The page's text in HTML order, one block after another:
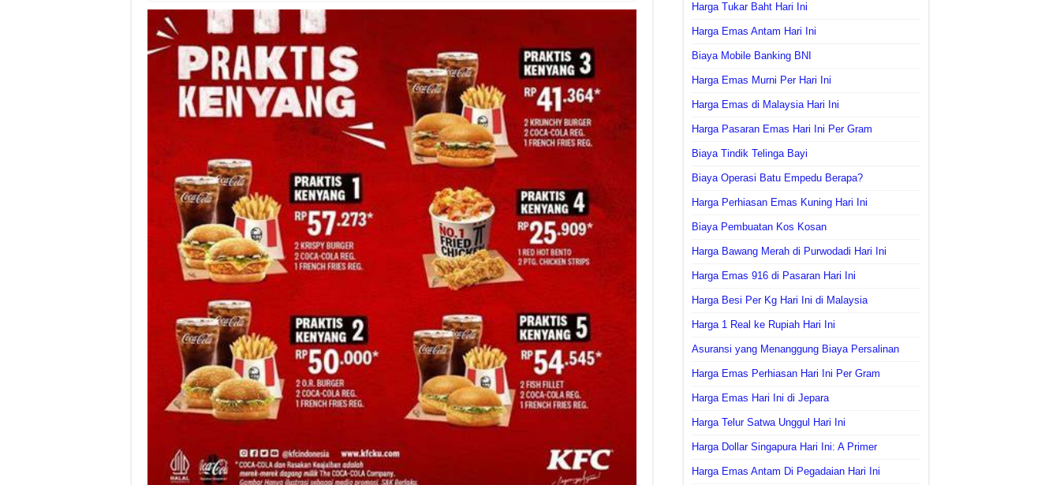
Harga Tukar Baht Hari Ini
Harga Emas Antam Hari Ini
Biaya Mobile Banking BNI
Harga Emas Murni Per Hari Ini
Harga Emas di Malaysia Hari Ini
Harga Pasaran Emas Hari Ini Per Gram
Biaya Tindik Telinga Bayi
Biaya Operasi Batu Empedu Berapa?
Harga Perhiasan Emas Kuning Hari Ini
Biaya Pembuatan Kos Kosan
Harga Bawang Merah di Purwodadi Hari Ini
Harga Emas 916 di Pasaran Hari Ini
Harga Besi Per Kg Hari Ini di Malaysia
Harga 1 Real ke Rupiah Hari Ini
Asuransi yang Menanggung Biaya Persalinan
Harga Emas Perhiasan Hari Ini Per Gram
Harga Emas Hari Ini di Jepara
Harga Telur Satwa Unggul Hari Ini
Harga Dollar Singapura Hari Ini: A Primer
Harga Emas Antam Di Pegadaian Hari Ini